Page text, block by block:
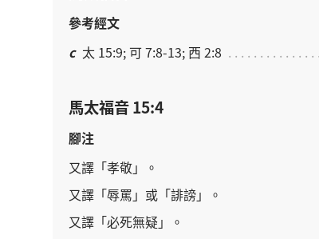
參考經文
c 太 15:9; 可 7:8-13; 西 2:8
馬太福音 15:4
腳注
又譯 「孝敬」。
又譯 「辱罵 」 或 「誹謗」。
又譯 「必死無疑 」。